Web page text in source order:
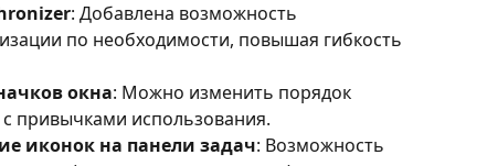
: Добавлена возможность
по необходимости, повышая гибкость
окна: Можно изменить порядок
привычками использования.
иконок на панели задач: Возможность